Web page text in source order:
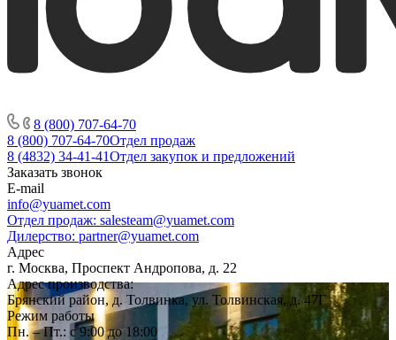
8 (800) 707-64-70
8 (800) 707-64-70Отдел продаж
8 (4832) 34-41-41Отдел закупок и предложений
Заказать звонок
E-mail
info@yuamet.com
Отдел продаж: salesteam@yuamet.com
Дилерство: partner@yuamet.com
Адрес
г. Москва, Проспект Андропова, д. 22
Адрес производства:
Брянский район, д. Толвинка, ул. Толвинская, д. 47Г
Режим работы
Пн. – Пт.: с 9:00 до 18:00